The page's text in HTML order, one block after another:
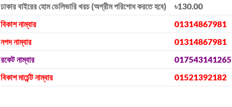
ঢাকার বাইরের হোম ডেলিভারি খরচ (অগ্রীম পরিশোধ করতে হবে)
৳130.00
বিকাশ নাম্বার
01314867981
নগদ নাম্বার
01314867981
রকেট নাম্বার
017543141265
বিকাশ মার্চেন্ট নাম্বার
01521392182